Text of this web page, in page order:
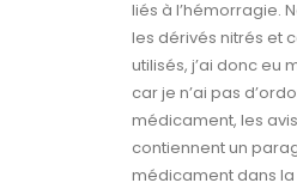
liés à l’hémorragie.
les dérivés nitrés et
utilisés, j’ai donc eu
car je n’ai pas
médicament, les
contiennent un
médicament dans